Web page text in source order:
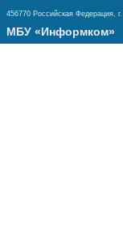
456770 Российская Федерация,
МБУ «Информком»